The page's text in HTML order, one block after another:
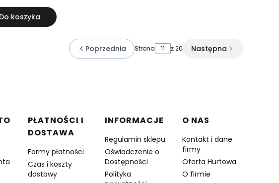
Do koszyka
Poprzednia Strona z 20 Następna
PŁATNOŚCI I
DOSTAWA
Formy płatności
Czas i koszty
dostawy
INFORMACJE
Regulamin sklepu
Oświadczenie o
Dostępności
Polityka
O NAS
Kontakt i dane
firmy
Oferta Hurtowa
O firmie